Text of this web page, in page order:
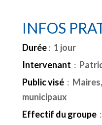
INFOS
Durée: 1 jour
Intervenant :
Public visé :
municipaux
Effectif du groupe: